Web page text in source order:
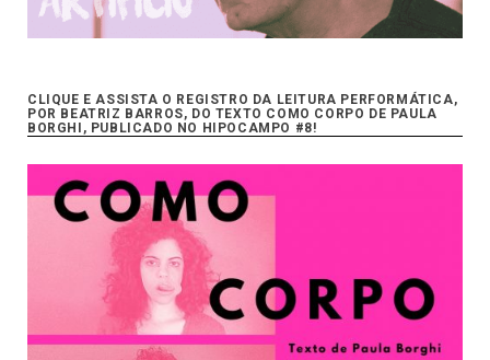
CLIQUE E ASSISTA O REGISTRO DA LEITURA PERFORMÁTICA,
POR BEATRIZ BARROS, DO TEXTO COMO CORPO DE PAULA
BORGHI, PUBLICADO NO HIPOCAMPO #8!